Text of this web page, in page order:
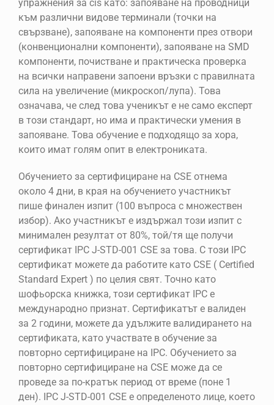
упражнения за cis като: запояване на проводници
към различни видове терминали (точки на
свързване), запояване на компоненти през отвори
(конвенционални компоненти), запояване на SMD
компоненти, почистване и практическа проверка
на всички направени запоени връзки с правилната
сила на увеличение (микроскоп/лупа). Това
означава, че след това ученикът е не само експерт
в този стандарт, но има и практически умения в
запояване. Това обучение е подходящо за хора,
които имат голям опит в електрониката.
Обучението за сертифициране на CSE отнема
около 4 дни, в края на обучението участникът
пише финален изпит (100 въпроса с множествен
избор). Ако участникът е издържал този изпит с
минимален резултат от 80%, той/тя ще получи
сертификат IPC J-STD-001 CSE за това. С този IPC
сертификат можете да работите като CSE ( Certified
Standard Expert ) по целия свят. Точно като
шофьорска книжка, този сертификат IPC е
международно признат. Сертификатът е валиден
за 2 години, можете да удължите валидирането на
сертификата, като участвате в обучение за
повторно сертифициране на IPC. Обучението за
повторно сертифициране на CSE може да се
проведе за по-кратък период от време (поне 1
ден). IPC J-STD-001 CSE е определеното лице, което